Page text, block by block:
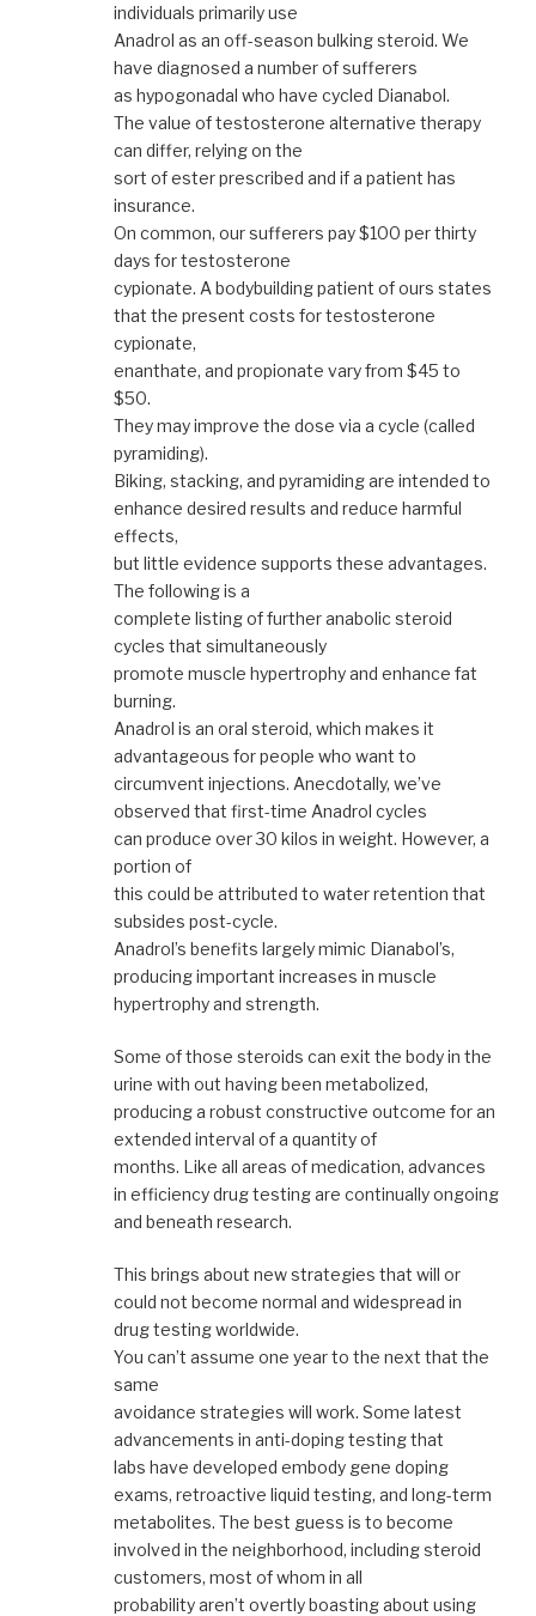
individuals primarily use
Anadrol as an off-season bulking steroid. We
have diagnosed a number of sufferers
as hypogonadal who have cycled Dianabol.
The value of testosterone alternative therapy
can differ, relying on the
sort of ester prescribed and if a patient has
insurance.
On common, our sufferers pay $100 per thirty
days for testosterone
cypionate. A bodybuilding patient of ours states
that the present costs for testosterone
cypionate,
enanthate, and propionate vary from $45 to
$50.
They may improve the dose via a cycle (called
pyramiding).
Biking, stacking, and pyramiding are intended to
enhance desired results and reduce harmful
effects,
but little evidence supports these advantages.
The following is a
complete listing of further anabolic steroid
cycles that simultaneously
promote muscle hypertrophy and enhance fat
burning.
Anadrol is an oral steroid, which makes it
advantageous for people who want to
circumvent injections. Anecdotally, we’ve
observed that first-time Anadrol cycles
can produce over 30 kilos in weight. However, a
portion of
this could be attributed to water retention that
subsides post-cycle.
Anadrol’s benefits largely mimic Dianabol’s,
producing important increases in muscle
hypertrophy and strength.
Some of those steroids can exit the body in the
urine with out having been metabolized,
producing a robust constructive outcome for an
extended interval of a quantity of
months. Like all areas of medication, advances
in efficiency drug testing are continually ongoing
and beneath research.
This brings about new strategies that will or
could not become normal and widespread in
drug testing worldwide.
You can’t assume one year to the next that the
same
avoidance strategies will work. Some latest
advancements in anti-doping testing that
labs have developed embody gene doping
exams, retroactive liquid testing, and long-term
metabolites. The best guess is to become
involved in the neighborhood, including steroid
customers, most of whom in all
probability aren’t overtly boasting about using